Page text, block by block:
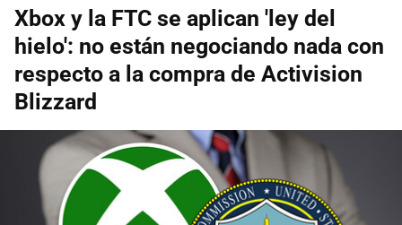
Xbox y la FTC se aplican 'ley del
hielo': no están negociando nada con
respecto a la compra de Activision
Blizzard